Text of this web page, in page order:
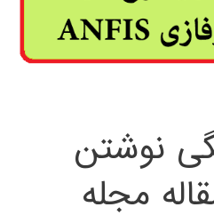
نوشتن
مجله